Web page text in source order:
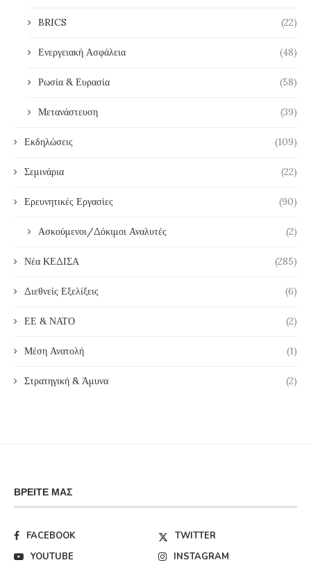
BRICS (22)
Ενεργειακή Ασφάλεια (48)
Ρωσία & Ευρασία (58)
Μετανάστευση (39)
Εκδηλώσεις (109)
Σεμινάρια (22)
Ερευνητικές Εργασίες (90)
Ασκούμενοι/Δόκιμοι Αναλυτές (2)
Νέα ΚΕΔΙΣΑ (285)
Διεθνείς Εξελίξεις (6)
ΕΕ & ΝΑΤΟ (2)
Μέση Ανατολή (1)
Στρατηγική & Άμυνα (2)
ΒΡΕΊΤΕ ΜΑΣ
FACEBOOK
TWITTER
YOUTUBE
INSTAGRAM